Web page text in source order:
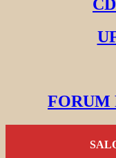
FORUM